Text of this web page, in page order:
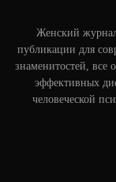
Женский
публикации для
знаменитостей, все
эффективных
человеческой